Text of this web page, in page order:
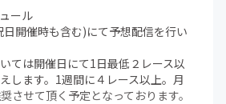
ール
日開催時も含む)にて予想配信を行い
ては開催日にて1日最低２レース以
します。1週間に４レース以上。月
させて頂く予定となっております。